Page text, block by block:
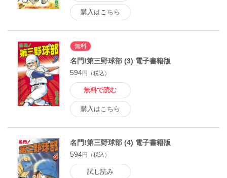
購入はこちら
無料
名門!第三野球部 (3) 電子書籍版
594円（税込）
無料で読む
購入はこちら
名門!第三野球部 (4) 電子書籍版
594円（税込）
試し読み